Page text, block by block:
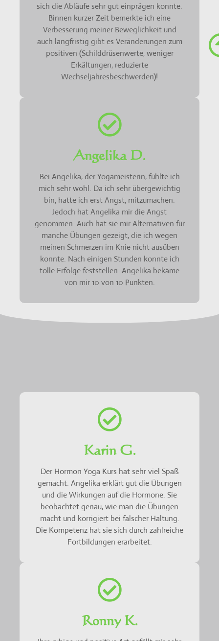
sich die Abläufe sehr gut einprägen konnte.
Binnen kurzer Zeit bemerkte ich eine
Verbesserung meiner Beweglichkeit und
auch langfristig gibt es Veränderungen zum
positiven (Schilddrüsenwerte, weniger
Erkältungen, reduzierte
Wechseljahresbeschwerden)!
Angelika D.
Bei Angelika, der Yogameisterin, fühlte ich
mich sehr wohl. Da ich sehr übergewichtig
bin, hatte ich erst Angst, mitzumachen.
Jedoch hat Angelika mir die Angst
genommen. Auch hat sie mir Alternativen für
manche Übungen gezeigt, die ich wegen
meinen Schmerzen im Knie nicht ausüben
konnte. Nach einigen Stunden konnte ich
tolle Erfolge feststellen. Angelika bekäme
von mir 10 von 10 Punkten.
Karin G.
Der Hormon Yoga Kurs hat sehr viel Spaß
gemacht. Angelika erklärt gut die Übungen
und die Wirkungen auf die Hormone. Sie
beobachtet genau, wie man die Übungen
macht und korrigiert bei falscher Haltung.
Die Kompetenz hat sie sich durch zahlreiche
Fortbildungen erarbeitet.
Ronny K.